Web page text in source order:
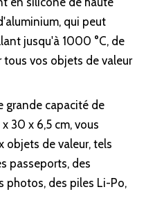
qui peut
jusqu'à 1000 °C, de
tous vos objets de valeur
grande capacité de
30 x 6,5 cm, vous
objets de valeur, tels
passeports, des
photos, des piles Li-Po,